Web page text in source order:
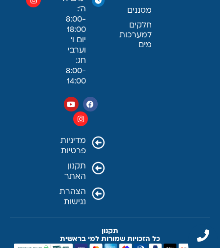
מסננים
חלקים
למערכות
מים
ה׳:
8:00-
18:00
יום ו׳
וערבי
חג:
8:00-
14:00
מדיניות
פרטיות
תקנון
האתר
הצהרת
נגישות
תקנון
כל הזכויות שמורות למי בראשית